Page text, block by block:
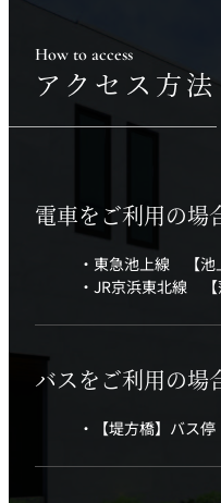
How to access
アクセス方法
電車をご利用の場
・東急池上線 【
・JR京浜東北線
バスをご利用の場
・【堤方橋】バス